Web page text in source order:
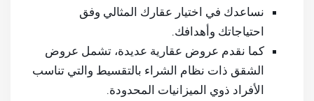
نساعدك في اختيار عقارك المثالي وفق
احتياجاتك وأهدافك.
كما نقدم عروض عقارية عديدة، تشمل عروض
الشقق ذات نظام الشراء بالتقسيط والتي تناسب
الأفراد ذوي الميزانيات المحدودة.